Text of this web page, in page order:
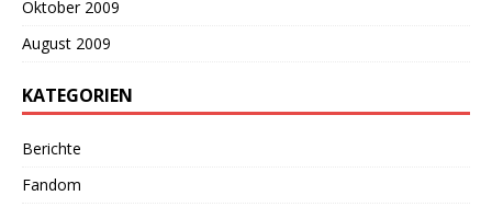
Oktober 2009
August 2009
KATEGORIEN
Berichte
Fandom